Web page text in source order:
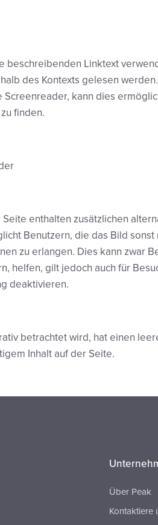
beschreibenden Linktext
des Kontexts gelesen
kann dies
finden.
enthalten zusätzlichen
Benutzern, die das Bild
zu erlangen. Dies kann zwar
helfen, gilt jedoch auch für
deaktivieren.
betrachtet wird, hat einen
Inhalt auf der Seite.
Über Peak
Kontaktiere